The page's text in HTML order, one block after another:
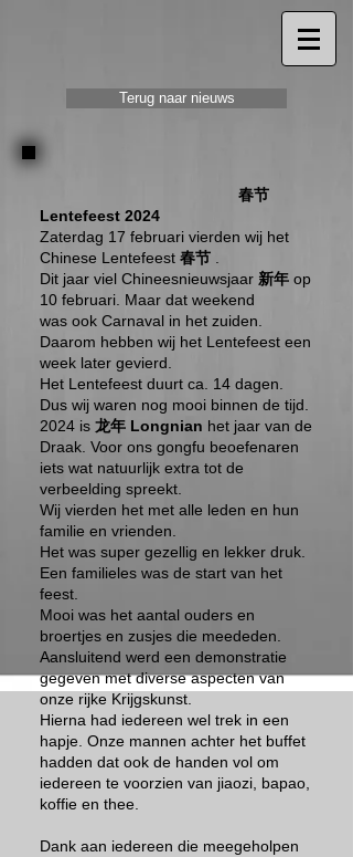
Terug naar nieuws
春节
Lentefeest 2024
Zaterdag 17 februari vierden wij het
Chinese Lentefeest 春节
Dit jaar viel Chineesnieuwsjaar 新年 op
10 februari. Maar dat weekend
was ook Carnaval in het zuiden.
Daarom hebben wij het Lentefeest een
week later gevierd.
Het Lentefeest duurt ca. 14 dagen.
Dus wij waren nog mooi binnen de tijd.
2024 is 龙年 Longnian het jaar van de
Draak. Voor ons gongfu beoefenaren
iets wat natuurlijk extra tot de
verbeelding spreekt.
Wij vierden het met alle leden en hun
familie en vrienden.
Het was super gezellig en lekker druk.
Een familieles was de start van het
feest.
Mooi was het aantal ouders en
broertjes en zusjes die meededen.
Aansluitend werd een demonstratie
gegeven met diverse aspecten van
onze rijke Krijgskunst.
Hierna had iedereen wel trek in een
hapje. Onze mannen achter het buffet
hadden dat ook de handen vol om
iedereen te voorzien van jiaozi, bapao,
koffie en thee.
Dank aan iedereen die meegeholpen